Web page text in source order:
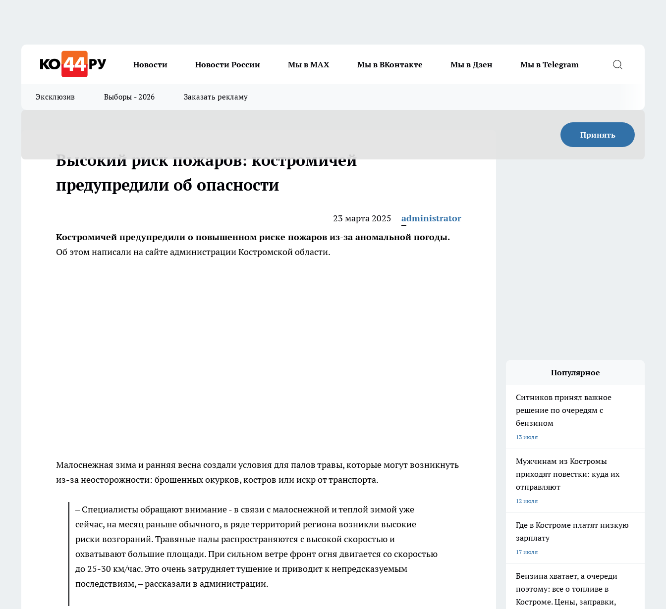
Новости Новости России Мы в MAX Мы в ВКонтакте Мы в Дзен Мы в Telegram
Эксклюзив Выборы - 2026 Заказать рекламу
Принять
Высокий риск пожаров: костромичей
предупредили об опасности
23 марта 2025
administrator
Костромичей предупредили о повышенном риске пожаров из-за аномальной погоды.
Об этом написали на сайте администрации Костромской области.
Малоснежная зима и ранняя весна создали условия для палов травы, которые могут возникнуть
из-за неосторожности: брошенных окурков, костров или искр от транспорта.
– Специалисты обращают внимание - в связи с малоснежной и теплой зимой уже
сейчас, на месяц раньше обычного, в ряде территорий региона возникли высокие
риски возгораний. Травяные палы распространяются с высокой скоростью и
охватывают большие площади. При сильном ветре фронт огня двигается со скоростью
до 25-30 км/час. Это очень затрудняет тушение и приводит к непредсказуемым
последствиям, – рассказали в администрации.
Популярное
Ситников принял важное
решение по очередям с
бензином
13 июля
Мужчинам из Костромы
приходят повестки: куда их
отправляют
12 июля
Где в Костроме платят низкую
зарплату
17 июля
Бензина хватает, а очереди
поэтому: все о топливе в
Костроме. Цены, заправки,